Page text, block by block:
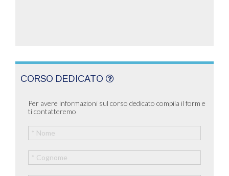
CORSO DEDICATO
Per avere informazioni sul corso dedicato compila il form e
ti contatteremo